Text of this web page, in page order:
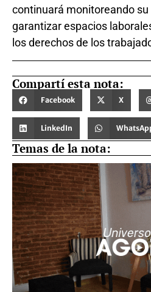
continuará monitoreando
garantizar espacios
los derechos de los
Compartí esta nota:
Facebook X
LinkedIn
Temas de la nota: